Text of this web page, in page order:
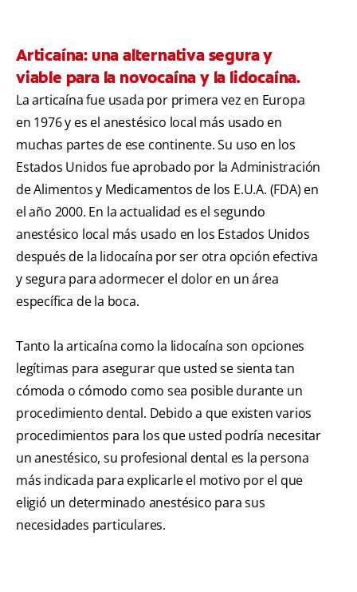
Articaína: una alternativa segura y
viable para la novocaína y la lidocaína.
La articaína fue usada por primera vez en Europa
en 1976 y es el anestésico local más usado en
muchas partes de ese continente. Su uso en los
Estados Unidos fue aprobado por la Administración
de Alimentos y Medicamentos de los E.U.A. (FDA) en
el año 2000. En la actualidad es el segundo
anestésico local más usado en los Estados Unidos
después de la lidocaína por ser otra opción efectiva
y segura para adormecer el dolor en un área
específica de la boca.
Tanto la articaína como la lidocaína son opciones
legítimas para asegurar que usted se sienta tan
cómoda o cómodo como sea posible durante un
procedimiento dental. Debido a que existen varios
procedimientos para los que usted podría necesitar
un anestésico, su profesional dental es la persona
más indicada para explicarle el motivo por el que
eligió un determinado anestésico para sus
necesidades particulares.